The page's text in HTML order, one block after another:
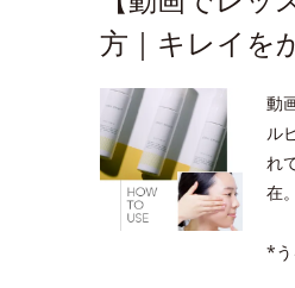
方｜キレイを
動
ル
れ
在
*う